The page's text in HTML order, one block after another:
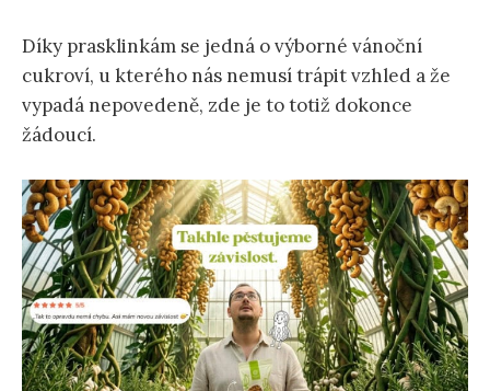
Díky prasklinkám se jedná o výborné vánoční
cukroví, u kterého nás nemusí trápit vzhled a že
vypadá nepovedeně, zde je to totiž dokonce
žádoucí.